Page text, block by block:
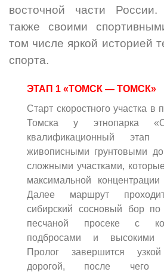
восточной части
также своими
том числе яркой историей
спорта.
ЭТАП 1 «ТОМСК — ТОМСК»
Старт скоростного участка в
Томска у этнопарка
квалификационный этап
живописными грунтовыми
сложными участками,
максимальной концентрации
Далее маршрут
сибирский сосновый бор
песчаной просеке с
подбросами и высокими
Пролог завершится
дорогой, после чего